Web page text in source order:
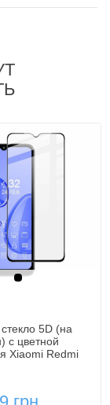
Черный
5D (на
с цветной
Xiaomi Redmi